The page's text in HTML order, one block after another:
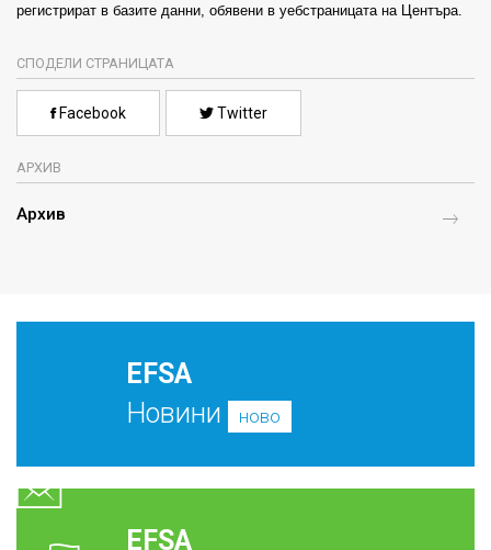
регистрират в базите данни, обявени в уебстраницата на Центъра.
СПОДЕЛИ СТРАНИЦАТА
Facebook Twitter
АРХИВ
Архив
EFSA
Новини
ново
EFSA